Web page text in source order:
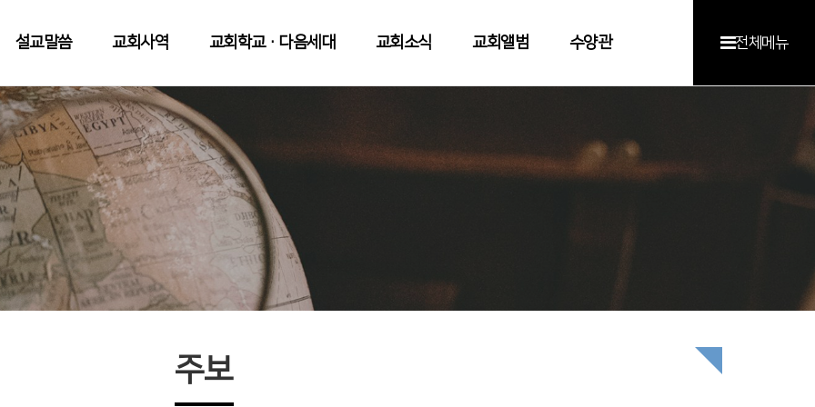
설교말씀 교회사역 교회학교·다음세대 교회소식 교회앨범 수양관 전체메뉴
주보